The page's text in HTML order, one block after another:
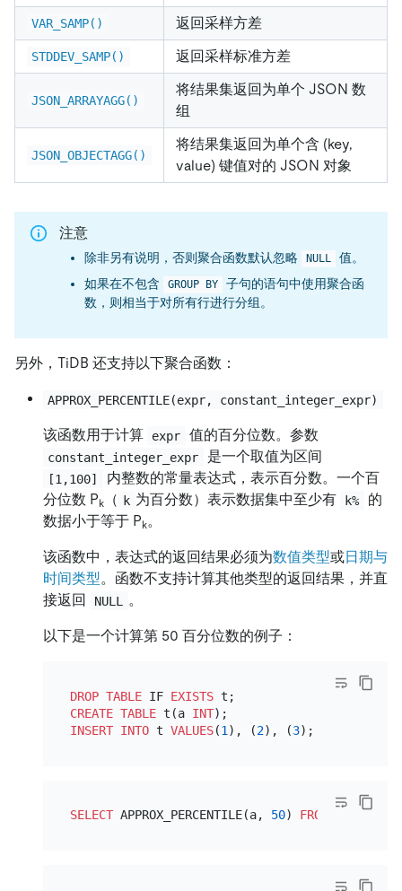
VAR_SAMP() 返回采样方差
STDDEV_SAMP() 返回采样标准方差
JSON_ARRAYAGG()
将结果集返回为单个 JSON 数
组
JSON_OBJECTAGG()
将结果集返回为单个含 (key,
value) 键值对的 JSON 对象
注意
除非另有说明，否则聚合函数默认忽略 NULL
值。
如果在不包含
GROUP BY
子句的语句中使用聚合函
数，则相当于对所有行进行分组。
另外，TiDB 还支持以下聚合函数：
APPROX_PERCENTILE(expr, constant_integer_expr)
该函数用于计算 expr 值的百分位数。参数
constant_integer_expr 是一个取值为区间
[1,100]
内整数的常量表达式，表示百分数。一个百
分位数 Pk （ k 为百分数）表示数据集中至少有 k%
的
数据小于等于 Pk。
该函数中，表达式的返回结果必须为数值类型或日期与
时间类型。函数不支持计算其他类型的返回结果，并直
接返回
NULL 。
以下是一个计算第 50 百分位数的例子：
DROP TABLE IF EXISTS
CREATE TABLE t(a INT
INSERT INTO t VALUES(1 ), (2), (3
SELECT APPROX_PERCENTILE(a, 50) FROM